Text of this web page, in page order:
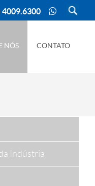
4009.6300
NÓS CONTATO
Indústria